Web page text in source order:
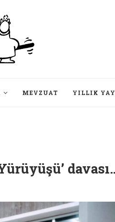
MEVZUAT YILLIK